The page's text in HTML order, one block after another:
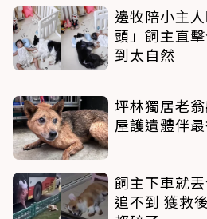
邊牧陪小主
頭」飼主直
到太自然
坪林獨居老
屋護遺體伴
飼主下車就
追不到 獲救